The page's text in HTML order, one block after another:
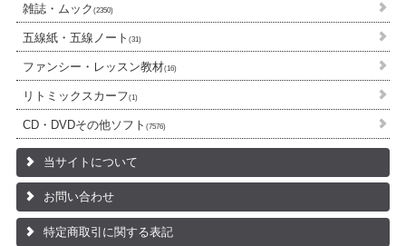
雑誌・ムック (2350)
五線紙・五線ノート (31)
ファンシー・レッスン教材(16)
リトミックスカーフ(1)
CD・DVDその他ソフト (7576)
当サイトについて
お問い合わせ
特定商取引に関する表記